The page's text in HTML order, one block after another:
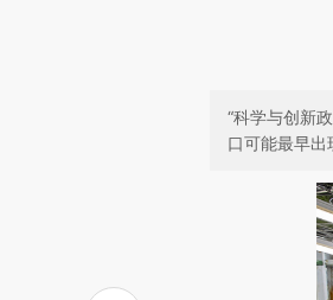
“科学与创新
口可能最早